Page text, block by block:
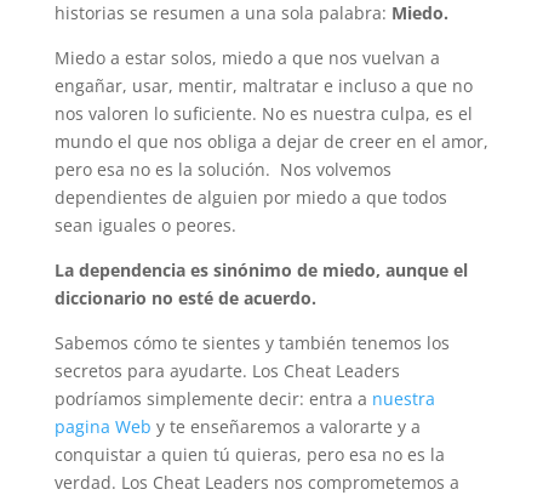
historias se resumen a una sola palabra: Miedo.
Miedo a estar solos, miedo a que nos vuelvan a
engañar, usar, mentir, maltratar e incluso a que no
nos valoren lo suficiente. No es nuestra culpa, es el
mundo el que nos obliga a dejar de creer en el amor,
pero esa no es la solución. Nos volvemos
dependientes de alguien por miedo a que todos
sean iguales o peores.
La dependencia es sinónimo de miedo, aunque el
diccionario no esté de acuerdo.
Sabemos cómo te sientes y también tenemos los
secretos para ayudarte. Los Cheat Leaders
podríamos simplemente decir: entra a nuestra
pagina Web y te enseñaremos a valorarte y a
conquistar a quien tú quieras, pero esa no es la
verdad. Los Cheat Leaders nos comprometemos a